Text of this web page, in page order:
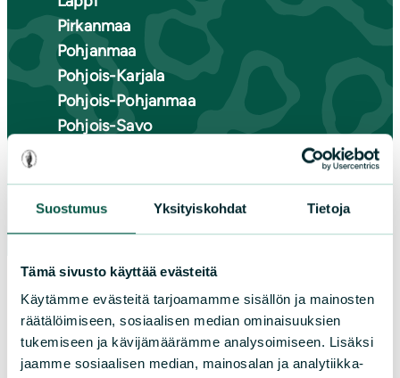
Suostumus Yksityiskohdat Tietoja
Tämä sivusto käyttää evästeitä
Käytämme evästeitä tarjoamamme sisällön ja mainosten
räätälöimiseen, sosiaalisen median ominaisuuksien
tukemiseen ja kävijämäärämme analysoimiseen. Lisäksi
jaamme sosiaalisen median, mainosalan ja analytiikka-
Pirkanmaa
Pohjanmaa
Pohjois-Karjala
Pohjois-Pohjanmaa
Pohjois-Savo
Varsinais-Suomi